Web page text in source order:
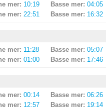
mer: 10:19 Basse mer: 04:05
mer: 22:51 Basse mer: 16:32
mer: 11:28 Basse mer: 05:07
mer: 01:00 Basse mer: 17:46
mer: 00:14 Basse mer: 06:26
mer: 12:57 Basse mer: 19:14